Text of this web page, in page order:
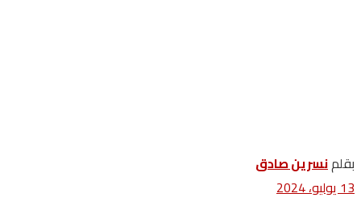
بقلمنسرين ‬صادق
13 يوليو، 2024